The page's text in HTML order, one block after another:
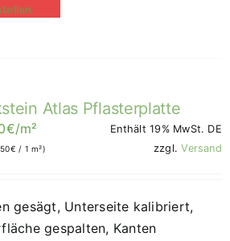
Atlas Pflasterplatte
€/m² Enthält 19% MwSt. DE
€ / 1 m²) zzgl.Versand
gesägt, Unterseite kalibriert,
gespalten, Kanten